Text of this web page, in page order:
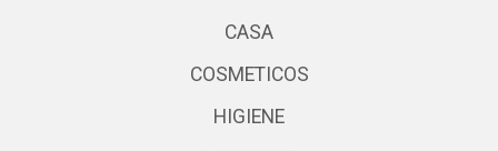
CASA
COSMETICOS
HIGIENE